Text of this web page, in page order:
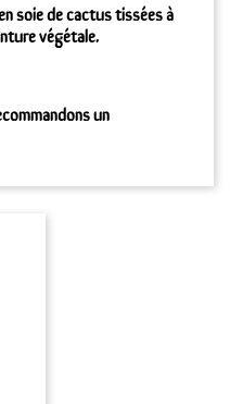
soie de cactus tissées à
végétale.
un